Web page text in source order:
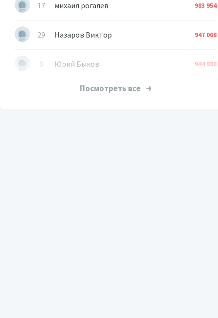
17 михаил рогалев 983 954
29 Назаров Виктор 947 068
0 Юрий Быков 944 980
Валера Миналта
Посмотреть все